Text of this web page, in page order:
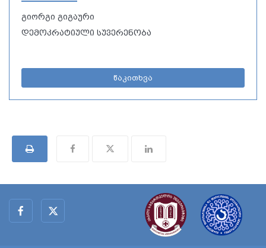
გიორგი გიგაური
დემოკრატიული სუვერენობა
წაკითხვა